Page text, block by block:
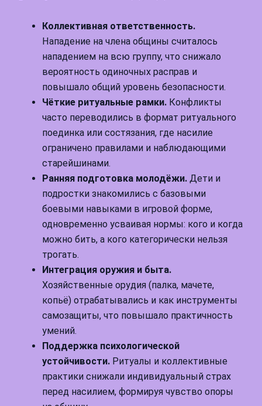
Коллективная ответственность.
Нападение на члена общины считалось
нападением на всю группу, что снижало
вероятность одиночных расправ и
повышало общий уровень безопасности.
Чёткие ритуальные рамки. Конфликты
часто переводились в формат ритуального
поединка или состязания, где насилие
ограничено правилами и наблюдающими
старейшинами.
Ранняя подготовка молодёжи. Дети и
подростки знакомились с базовыми
боевыми навыками в игровой форме,
одновременно усваивая нормы: кого и когда
можно бить, а кого категорически нельзя
трогать.
Интеграция оружия и быта.
Хозяйственные орудия (палка, мачете,
копьё) отрабатывались и как инструменты
самозащиты, что повышало практичность
умений.
Поддержка психологической
устойчивости. Ритуалы и коллективные
практики снижали индивидуальный страх
перед насилием, формируя чувство опоры